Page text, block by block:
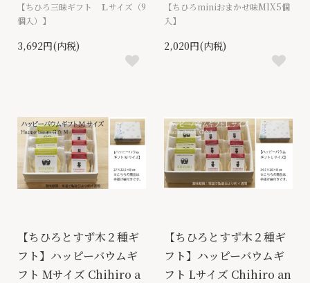
【ちひろ三昧ギフト Ｌサイズ（9
個入）】
3,692円(内税)
【ちひろminiおまかせ味MIX5個
入】
2,020円(内税)
【ちひろとすず木２種ギ
フト】ハッピーバウムギ
フト Mサイズ Chihiro a
【ちひろとすず木２種ギ
フト】ハッピーバウムギ
フト Lサイズ Chihiro an